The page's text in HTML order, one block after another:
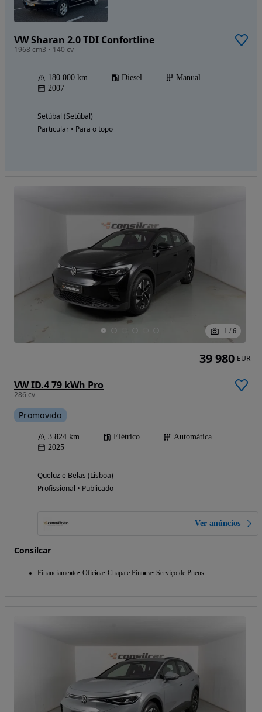
VW Sharan 2.0 TDI Confortline
1968 cm3 • 140 cv
180 000 km Diesel
Manual
2007
Setúbal (Setúbal)
Particular • Para o topo
1 / 6
VW ID.4 79 kWh Pro
286 cv
Promovido
3 824 km Elétrico
Automática
2025
Queluz e Belas (Lisboa)
Profissional • Publicado
Ver anúncios
Consilcar
Financiamento Oficina Chapa e Pintura Serviço de Pneus
39 980 EUR